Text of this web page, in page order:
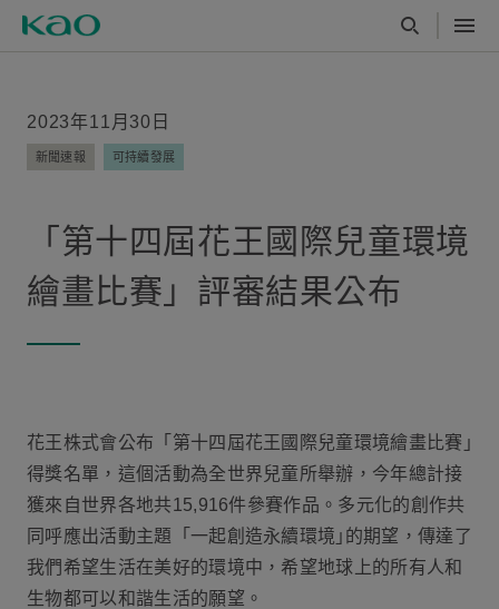
2023年11月30日
新聞速報 可持續發展
「第十四屆花王國際兒童環境
繪畫比賽」評審結果公布
花王株式會公布「第十四屆花王國際兒童環境繪畫比賽｣
得獎名單，這個活動為全世界兒童所舉辦，今年總計接
獲來自世界各地共15,916件參賽作品。多元化的創作共
同呼應出活動主題「一起創造永續環境｣的期望，傳達了
我們希望生活在美好的環境中，希望地球上的所有人和
生物都可以和諧生活的願望。